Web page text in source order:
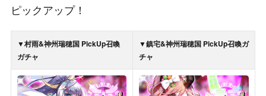
ピックアップ！
▼村雨&神州瑞穂国 PickUp召喚
ガチャ
▼鎮宅&神州瑞穂国 PickUp召喚ガ
チャ